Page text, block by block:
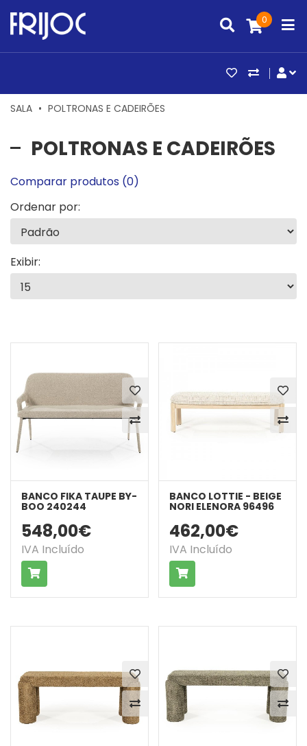
0
ARTIGOS
SALA POLTRONAS E CADEIRÕES
POLTRONAS E CADEIRÕES
Comparar produtos (0)
Ordenar por:
Exibir:
BANCO FIKA TAUPE BY-
BOO 240244
548,00€
IVA Incluído
COMPRAR
BANCO LOTTIE - BEIGE
NORI ELENORA 96496
462,00€
IVA Incluído
COMPRAR